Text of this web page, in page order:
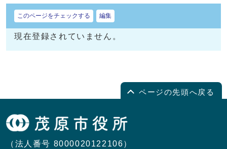
このページをチェックする 編集
現在登録されていません。
ページの先頭へ戻る
（法人番号 8000020122106）